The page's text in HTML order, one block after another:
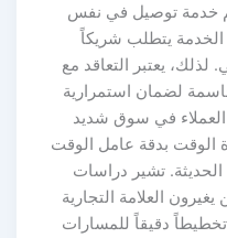
خدمة توصيل في نفس
الخدمة يتطلب شريكاً
يعتبر التعاقد مع
لضمان استمرارية
في سوق شديد
الوقت بدقة عامل الوقت
الحديثة. تشير دراسات
يغيرون العلامة التجارية
دقيقاً للمسارات